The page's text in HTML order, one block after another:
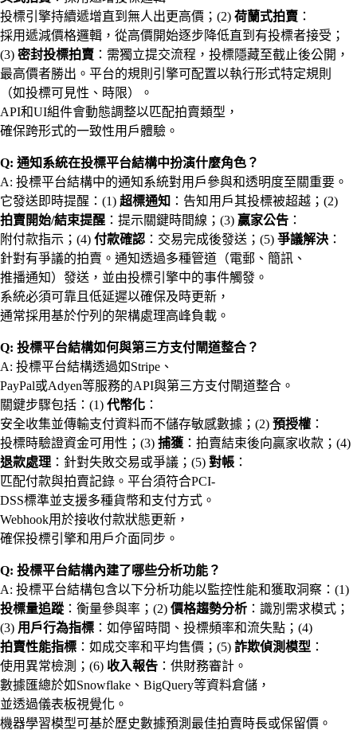
投標引擎持續遞增直到無人出更高價；(2) 荷蘭式拍賣 ：
採用遞減價格邏輯，從高價開始逐步降低直到有投標者接受；
(3) 密封投標拍賣 ：需獨立提交流程，投標隱藏至截止後公開，
最高價者勝出。平台的規則引擎可配置以執行形式特定規則
（如投標可見性、時限）。
API和UI組件會動態調整以匹配拍賣類型，
確保跨形式的一致性用戶體驗。
Q: 通知系統在投標平台結構中扮演什麼角色？
A: 投標平台結構中的通知系統對用戶參與和透明度至關重要。
它發送即時提醒：(1) 超標通知 ：告知用戶其投標被超越；(2)
拍賣開始/結束提醒 ：提示關鍵時間線；(3) 贏家公告 ：
附付款指示；(4) 付款確認 ：交易完成後發送；(5) 爭議解決 ：
針對有爭議的拍賣。通知透過多種管道（電郵、簡訊、
推播通知）發送，並由投標引擎中的事件觸發。
系統必須可靠且低延遲以確保及時更新，
通常採用基於佇列的架構處理高峰負載。
Q: 投標平台結構如何與第三方支付閘道整合？
A: 投標平台結構透過如Stripe、
PayPal或Adyen等服務的API與第三方支付閘道整合。
關鍵步驟包括：(1) 代幣化 ：
安全收集並傳輸支付資料而不儲存敏感數據；(2) 預授權 ：
投標時驗證資金可用性；(3) 捕獲 ：拍賣結束後向贏家收款；(4)
退款處理 ：針對失敗交易或爭議；(5) 對帳 ：
匹配付款與拍賣記錄。平台須符合PCI-
DSS標準並支援多種貨幣和支付方式。
Webhook用於接收付款狀態更新，
確保投標引擎和用戶介面同步。
Q: 投標平台結構內建了哪些分析功能？
A: 投標平台結構包含以下分析功能以監控性能和獲取洞察：(1)
投標量追蹤 ：衡量參與率；(2) 價格趨勢分析 ：識別需求模式；
(3) 用戶行為指標 ：如停留時間、投標頻率和流失點；(4)
拍賣性能指標 ：如成交率和平均售價；(5) 詐欺偵測模型 ：
使用異常檢測；(6) 收入報告 ：供財務審計。
數據匯總於如Snowflake、BigQuery等資料倉儲，
並透過儀表板視覺化。
機器學習模型可基於歷史數據預測最佳拍賣時長或保留價。